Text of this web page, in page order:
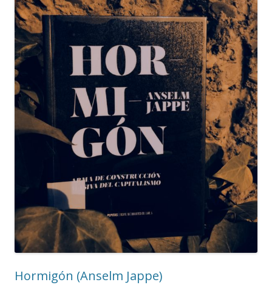
Hormigón (Anselm Jappe)